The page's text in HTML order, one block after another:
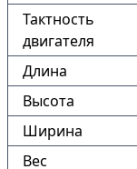
Тактность
двигателя
Длина
Высота
Ширина
Вес